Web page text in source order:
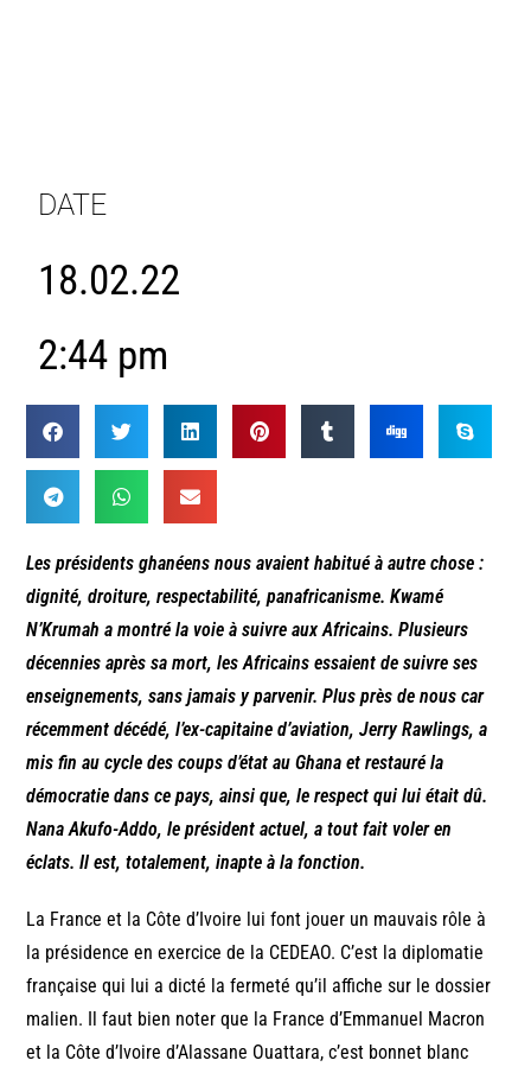
DATE
18.02.22
2:44 pm
Les présidents ghanéens nous avaient habitué à autre chose :
dignité, droiture, respectabilité, panafricanisme. Kwamé
N’Krumah a montré la voie à suivre aux Africains. Plusieurs
décennies après sa mort, les Africains essaient de suivre ses
enseignements, sans jamais y parvenir. Plus près de nous car
récemment décédé, l’ex-capitaine d’aviation, Jerry Rawlings, a
mis fin au cycle des coups d’état au Ghana et restauré la
démocratie dans ce pays, ainsi que, le respect qui lui était dû.
Nana Akufo-Addo, le président actuel, a tout fait voler en
éclats. Il est, totalement, inapte à la fonction.
La France et la Côte d’Ivoire lui font jouer un mauvais rôle à
la présidence en exercice de la CEDEAO. C’est la diplomatie
française qui lui a dicté la fermeté qu’il affiche sur le dossier
malien. Il faut bien noter que la France d’Emmanuel Macron
et la Côte d’Ivoire d’Alassane Ouattara, c’est bonnet blanc